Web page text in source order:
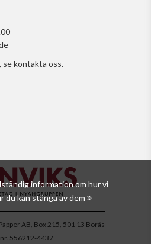
information om hur vi
du kan stänga av dem
sekontakta oss.
AB, Box 215, 501 13 Borås
556212-4437